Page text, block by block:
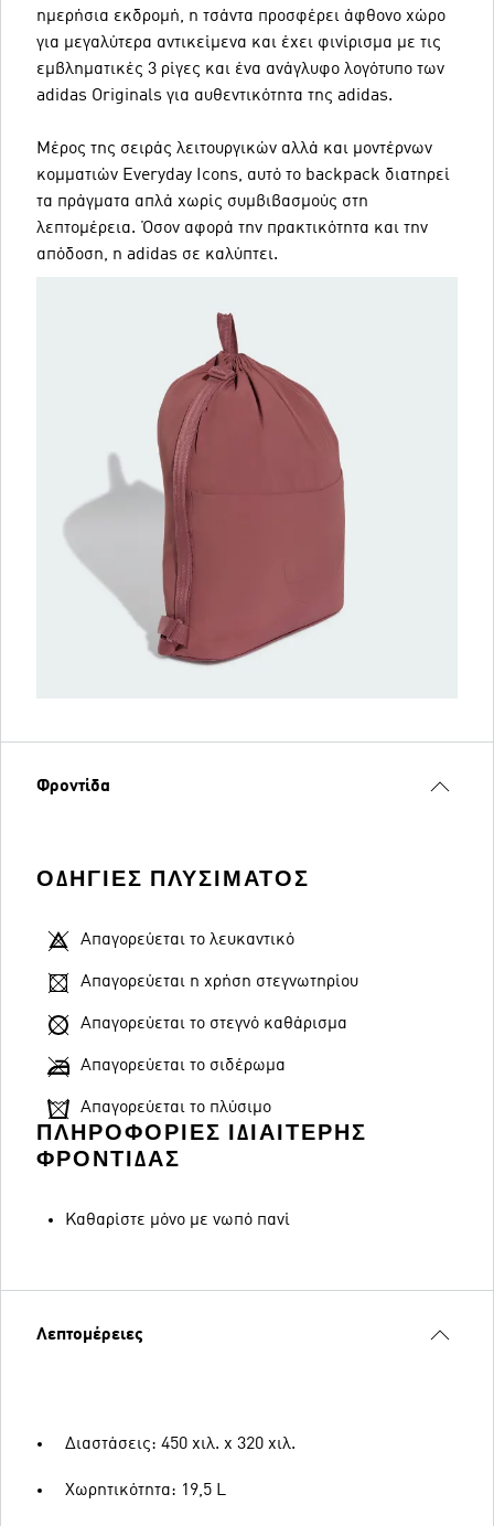
ημερήσια εκδρομή, η τσάντα προσφέρει άφθονο χώρο
για μεγαλύτερα αντικείμενα και έχει φινίρισμα με τις
εμβληματικές 3 ρίγες και ένα ανάγλυφο λογότυπο των
adidas Originals για αυθεντικότητα της adidas.
Μέρος της σειράς λειτουργικών αλλά και μοντέρνων
κομματιών Everyday Icons, αυτό το backpack διατηρεί
τα πράγματα απλά χωρίς συμβιβασμούς στη
λεπτομέρεια. Όσον αφορά την πρακτικότητα και την
απόδοση, η adidas σε καλύπτει.
Φροντίδα
ΟΔΗΓΊΕΣ ΠΛΥΣΊΜΑΤΟΣ
Απαγορεύεται το λευκαντικό
Απαγορεύεται η χρήση στεγνωτηρίου
Απαγορεύεται το στεγνό καθάρισμα
Απαγορεύεται το σιδέρωμα
Απαγορεύεται το πλύσιμο
ΠΛΗΡΟΦΟΡΊΕΣ ΙΔΙΑΊΤΕΡΗΣ
ΦΡΟΝΤΊΔΑΣ
Καθαρίστε μόνο με νωπό πανί
Λεπτομέρειες
Διαστάσεις: 450 χιλ. x 320 χιλ.
Χωρητικότητα: 19,5 L